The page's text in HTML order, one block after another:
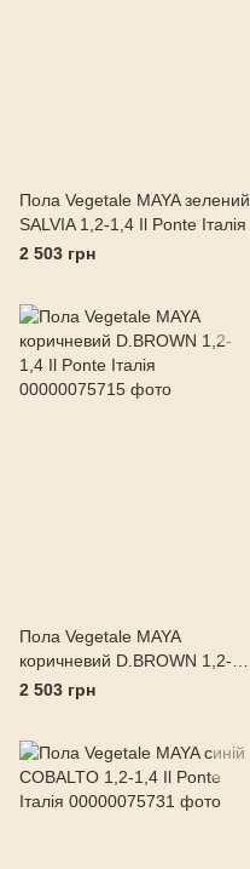
Пола Vegetale MAYA зелений
SALVIA 1,2-1,4 Il Ponte Італія
2 503 грн
Пола Vegetale MAYA
коричневий D.BROWN 1,2-
1,4 Il Ponte Італія
2 503 грн